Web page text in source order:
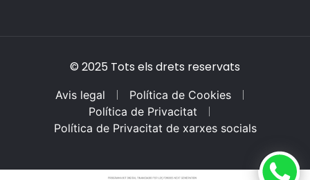
© 2025 Tots els drets reservats
Avis legal
Política de Cookies
Política de Privacitat
Política de Privacitat de xarxes socials